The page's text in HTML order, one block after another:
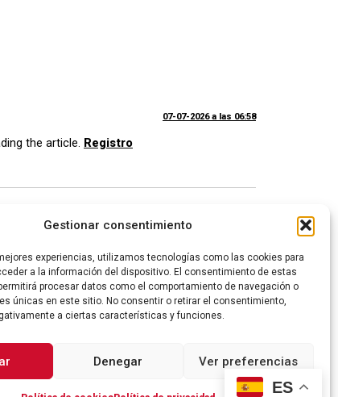
Gestionar consentimiento
experiencias, utilizamos tecnologías como las cookies para
a la información del dispositivo. El consentimiento de estas
procesar datos como el comportamiento de navegación o
únicas en este sitio. No consentir o retirar el consentimiento,
a ciertas características y funciones.
Denegar Ver preferencias
07-07-2026 a las 06:58
the article. Registro
But, I have a question, can you help me?
ES